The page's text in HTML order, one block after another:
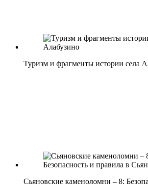
Туризм и фрагменты истории села
Сьяновские каменоломни – 8: